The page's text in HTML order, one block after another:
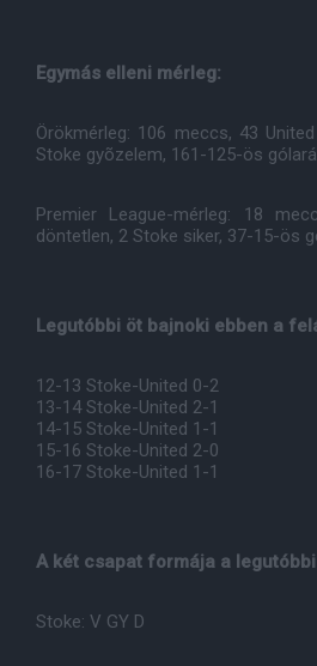
Egymás elleni mérleg:
Örökmérleg: 106 meccs, 43
Stoke gyõzelem, 161-125-ös
Premier League-mérleg: 18
döntetlen, 2 Stoke siker, 37-15-ös
Legutóbbi öt bajnoki ebben a
12-13 Stoke-United 0-2
13-14 Stoke-United 2-1
14-15 Stoke-United 1-1
15-16 Stoke-United 2-0
16-17 Stoke-United 1-1
A két csapat formája a
Stoke: V GY D